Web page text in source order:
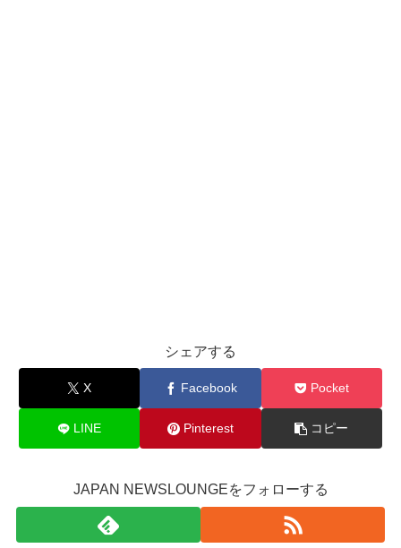
シェアする
X Facebook Pocket
LINE Pinterest コピー
JAPAN NEWSLOUNGEをフォローする